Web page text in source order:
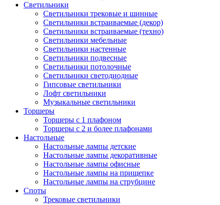
Светильники
Светильники трековые и шинные
Светильники встраиваемые (декор)
Светильники встраиваемые (техно)
Светильники мебельные
Светильники настенные
Светильники подвесные
Светильники потолочные
Светильники светодиодные
Гипсовые светильники
Лофт светильники
Музыкальные светильники
Торшеры
Торшеры с 1 плафоном
Торшеры с 2 и более плафонами
Настольные
Настольные лампы детские
Настольные лампы декоративные
Настольные лампы офисные
Настольные лампы на прищепке
Настольные лампы на струбцине
Споты
Трековые светильники